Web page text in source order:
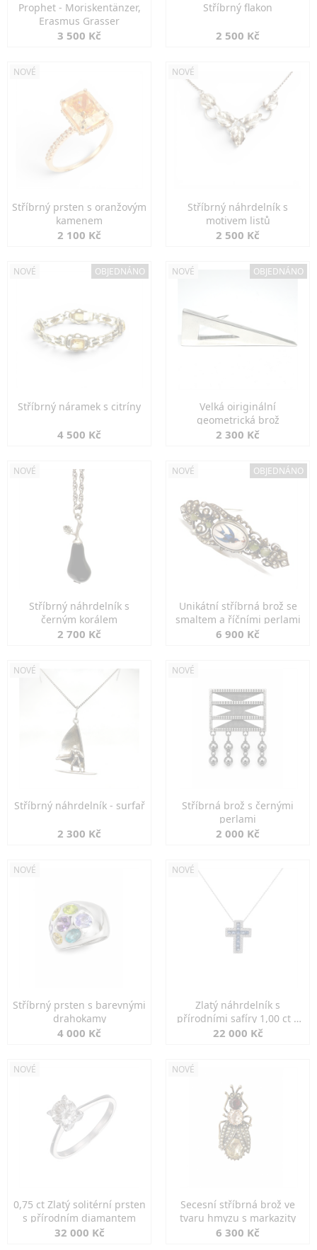
Prophet - Moriskentänzer,
Erasmus Grasser
3 500 Kč
Stříbrný flakon
2 500 Kč
NOVÉ
Stříbrný prsten s oranžovým
kamenem
2 100 Kč
NOVÉ
Stříbrný náhrdelník s
motivem listů
2 500 Kč
NOVÉ OBJEDNÁNO
Stříbrný náramek s citríny
4 500 Kč
NOVÉ OBJEDNÁNO
Velká oiriginální
geometrická brož
2 300 Kč
NOVÉ
Stříbrný náhrdelník s
černým korálem
2 700 Kč
NOVÉ OBJEDNÁNO
Unikátní stříbrná brož se
smaltem a říčními perlami
6 900 Kč
NOVÉ
Stříbrný náhrdelník - surfař
2 300 Kč
NOVÉ
Stříbrná brož s černými
perlami
2 000 Kč
NOVÉ
Stříbrný prsten s barevnými
drahokamy
4 000 Kč
NOVÉ
Zlatý náhrdelník s
přírodními safíry 1,00 ct a
diamanty
22 000 Kč
NOVÉ
0,75 ct Zlatý solitérní prsten
s přírodním diamantem
32 000 Kč
NOVÉ
Secesní stříbrná brož ve
tvaru hmyzu s markazity
6 300 Kč